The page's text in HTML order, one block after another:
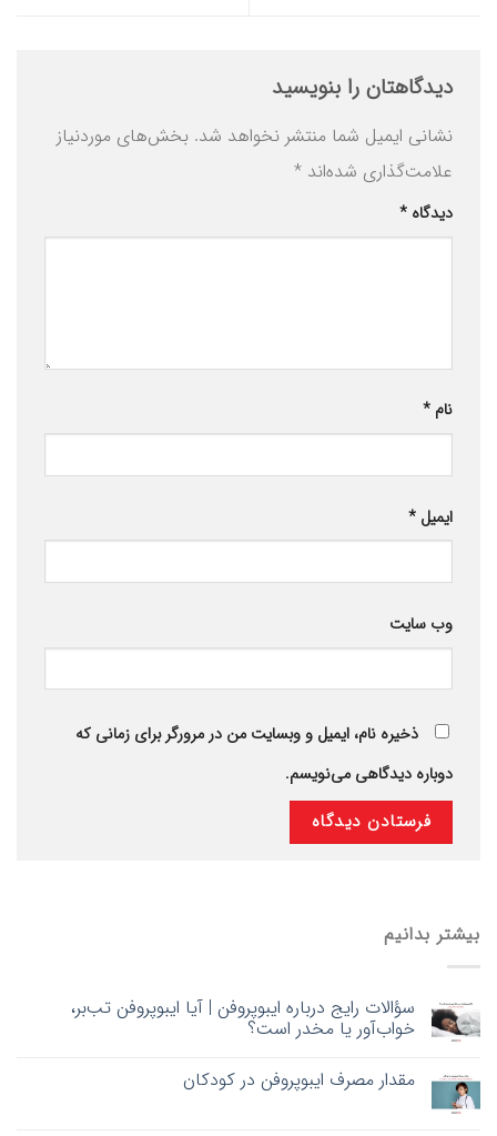
دیدگاهتان را بنویسید
نشانی ایمیل شما منتشر نخواهد شد. بخش‌های موردنیاز
علامت‌گذاری شده‌اند *
دیدگاه *
نام *
ایمیل *
وب‌ سایت
ذخیره نام، ایمیل و وبسایت من در مرورگر برای زمانی که
دوباره دیدگاهی می‌نویسم.
بیشتر بدانیم
سؤالات رایج درباره ایبوپروفن | آیا ایبوپروفن تب‌بر،
خواب‌آور یا مخدر است؟
مقدار مصرف ایبوپروفن در کودکان